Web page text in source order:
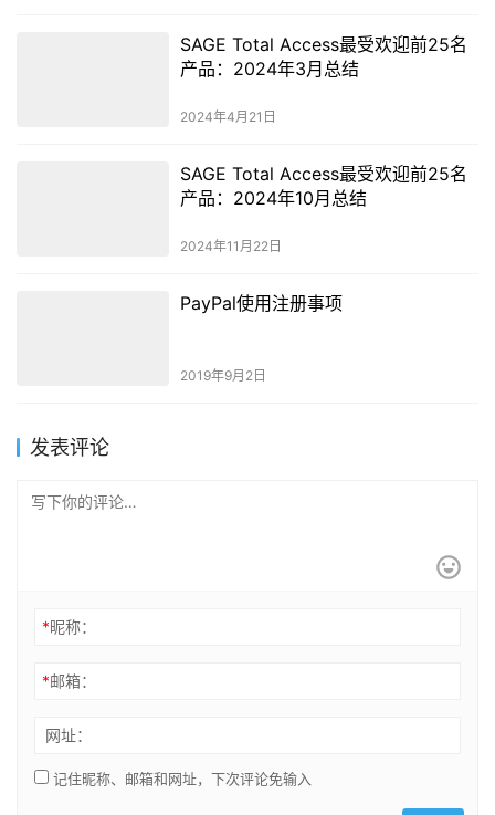
SAGE Total Access最受欢迎前25名
产品：2024年3月总结
2024年4月21日
SAGE Total Access最受欢迎前25名
产品：2024年10月总结
2024年11月22日
PayPal使用注册事项
2019年9月2日
发表评论
*昵称：
*邮箱：
网址：
记住昵称、邮箱和网址，下次评论免输入